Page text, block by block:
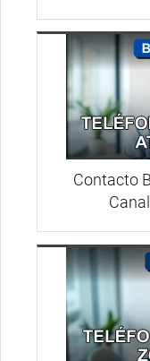
Contacto